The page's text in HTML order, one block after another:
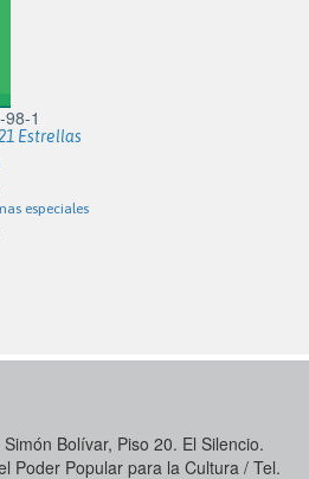
1
Estrellas
especiales
Bolívar, Piso 20. El Silencio.
Poder Popular para la Cultura / Tel.